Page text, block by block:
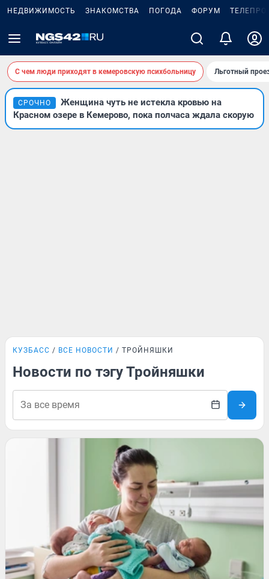
НЕДВИЖИМОСТЬ ЗНАКОМСТВА ПОГОДА ФОРУМ
С чем люди приходят в кемеровскую психбольницу Льготный
СРОЧНО
Женщина чуть не истекла кровью на
Красном озере в Кемерово, пока полчаса ждала скорую
КУЗБАСС ВСЕ НОВОСТИ ТРОЙНЯШКИ
Новости по тэгу Тройняшки